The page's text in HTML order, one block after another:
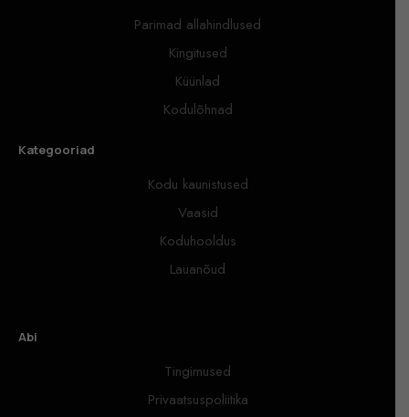
Parimad allahindlused
Kingitused
Küünlad
Kodulõhnad
Kategooriad
Kodu kaunistused
Vaasid
Koduhooldus
Lauanõud
Abi
Tingimused
Privaatsuspoliitika